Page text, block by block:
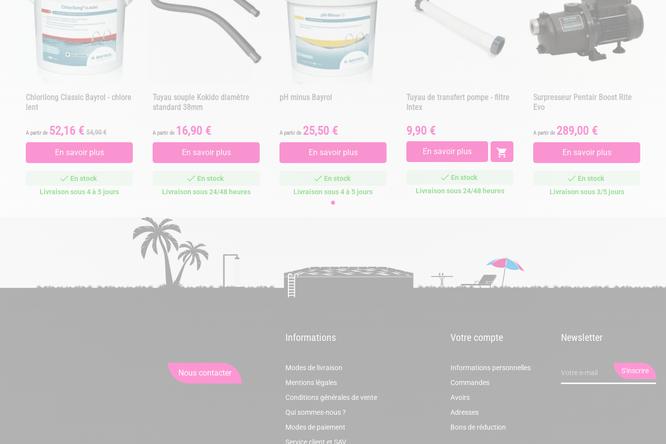
Chlorilong Classic Bayrol - chlore
lent
A partir de Prix
52,16 € Prix
de
base
54,90 €
En savoir plus
En stock
Livraison sous 4 à 5 jours
Tuyau souple Kokido diamètre
standard 38mm
A partir de Prix
16,90 €
En savoir plus
En stock
Livraison sous 24/48 heures
pH minus Bayrol
A partir de Prix
25,50 €
En savoir plus
En stock
Livraison sous 4 à 5 jours
Tuyau de transfert pompe - filtre
Intex
Prix
9,90 €
En savoir plus 
En stock
Livraison sous 24/48 heures
Surpresseur Pentair Boost Rite
Evo
A partir de Prix
289,00 €
En savoir plus
En stock
Livraison sous 3/5 jours
Nous contacter
Informations
Modes de livraison
Mentions légales
Conditions générales de vente
Qui sommes-nous ?
Modes de paiement
Service client et SAV
Votre compte
Informations personnelles
Commandes
Avoirs
Adresses
Bons de réduction
Newsletter